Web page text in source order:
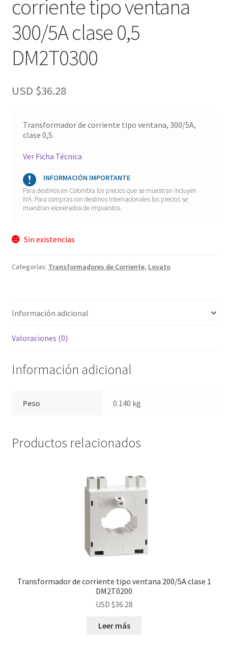
corriente tipo ventana
300/5A clase 0,5
DM2T0300
USD $36.28
Transformador de corriente tipo ventana, 300/5A,
clase 0,5.
Ver Ficha Técnica
INFORMACIÓN IMPORTANTE
Para destinos en Colombia los precios que se muestran incluyen
IVA. Para compras con destinos internacionales los precios se
muestran exonerados de impuestos.
Sin existencias
Categorías: Transformadores de Corriente, Lovato
Información adicional
Valoraciones (0)
Información adicional
Peso 0.140 kg
Productos relacionados
Transformador de corriente tipo ventana 200/5A clase 1
DM2T0200
USD $36.28
Leer más